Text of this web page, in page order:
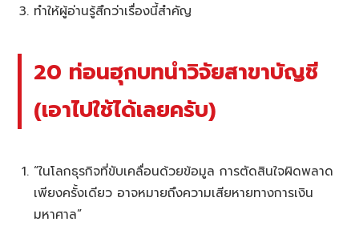
ทำให้ผู้อ่านรู้สึกว่าเรื่องนี้สำคัญ
20 ท่อนฮุกบทนำวิจัยสาขาบัญชี
(เอาไปใช้ได้เลยครับ)
“ในโลกธุรกิจที่ขับเคลื่อนด้วยข้อมูล การตัดสินใจผิดพลาด
เพียงครั้งเดียว อาจหมายถึงความเสียหายทางการเงิน
มหาศาล”